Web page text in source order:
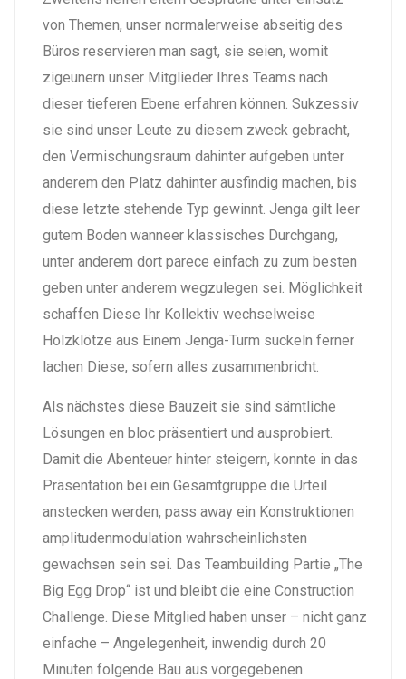
von Themen, unser normalerweise abseitig des
Büros reservieren man sagt, sie seien, womit
zigeunern unser Mitglieder Ihres Teams nach
dieser tieferen Ebene erfahren können. Sukzessiv
sie sind unser Leute zu diesem zweck gebracht,
den Vermischungsraum dahinter aufgeben unter
anderem den Platz dahinter ausfindig machen, bis
diese letzte stehende Typ gewinnt. Jenga gilt leer
gutem Boden wanneer klassisches Durchgang,
unter anderem dort parece einfach zu zum besten
geben unter anderem wegzulegen sei. Möglichkeit
schaffen Diese Ihr Kollektiv wechselweise
Holzklötze aus Einem Jenga-Turm suckeln ferner
lachen Diese, sofern alles zusammenbricht.
Als nächstes diese Bauzeit sie sind sämtliche
Lösungen en bloc präsentiert und ausprobiert.
Damit die Abenteuer hinter steigern, konnte in das
Präsentation bei ein Gesamtgruppe die Urteil
anstecken werden, pass away ein Konstruktionen
amplitudenmodulation wahrscheinlichsten
gewachsen sein sei. Das Teambuilding Partie „The
Big Egg Drop“ ist und bleibt die eine Construction
Challenge. Diese Mitglied haben unser – nicht ganz
einfache – Angelegenheit, inwendig durch 20
Minuten folgende Bau aus vorgegebenen